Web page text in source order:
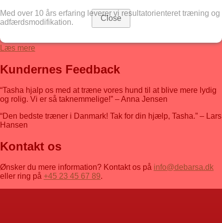
Med over 10 års erfaring leverer vi resultatorienteret træning og
adfærdsmodifikation.
Læs mere
Kundernes Feedback
“Tasha hjalp os med at træne vores hund til at blive mere lydig
og rolig. Vi er så taknemmelige!” – Anna Jensen
“Den bedste træner i Danmark! Tak for din hjælp, Tasha.” – Lars
Hansen
Kontakt os
Ønsker du mere information? Kontakt os på info@debarsa.dk
eller ring på +45 23 45 67 89.
Close